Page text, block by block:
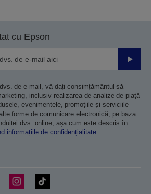
cu Epson
de e-mail, vă dați consimțământul să
inclusiv realizarea de analize de piață
evenimentele, promoțiile și serviciile
forme de comunicare electronică, pe baza
dvs. online, așa cum este descris în
informațiile de confidențialitate